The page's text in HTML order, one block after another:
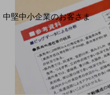
中堅中小企業のお客さま
NTTドコモビジネスウォッチ
ビジネスお役立ち情報
旬な話題やお役立ち資料などDXの課題を
解決するヒントをお届けする記事サイト
新着記事
お役立ち資料ダウンロード